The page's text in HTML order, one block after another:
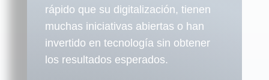
rápido que su digitalización, tienen
muchas iniciativas abiertas o han
invertido en tecnología sin obtener
los resultados esperados.